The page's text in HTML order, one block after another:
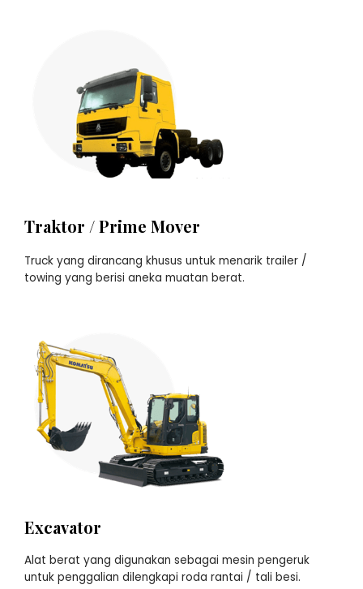
Traktor / Prime Mover
Truck yang dirancang khusus untuk menarik trailer /
towing yang berisi aneka muatan berat.
Excavator
Alat berat yang digunakan sebagai mesin pengeruk
untuk penggalian dilengkapi roda rantai / tali besi.